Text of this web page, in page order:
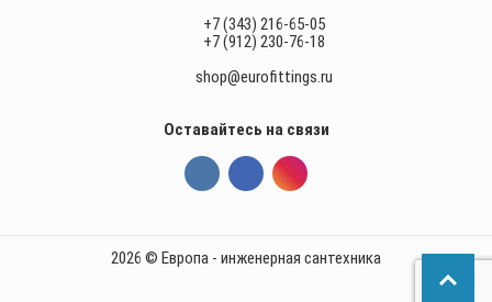
+7 (343) 216-65-05
+7 (912) 230-76-18
shop@eurofittings.ru
Оставайтесь на связи
2026 © Европа - инженерная сантехника